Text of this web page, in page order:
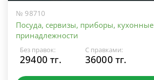
№ 98710
Посуда, сервизы, приборы, кухонные
принадлежности
Без правок:
29400 тг.
С правками:
36000 тг.